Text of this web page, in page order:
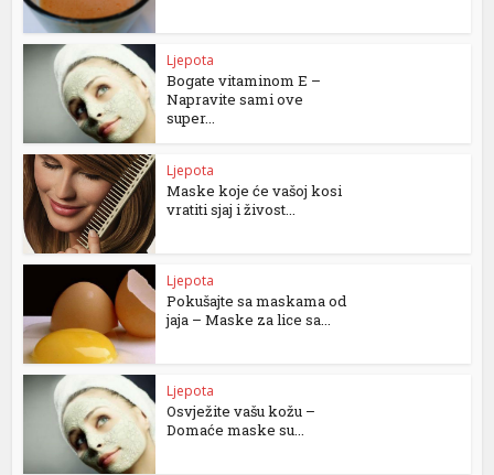
Ljepota
Bogate vitaminom E –
Napravite sami ove
super...
Ljepota
Maske koje će vašoj kosi
vratiti sjaj i živost...
Ljepota
Pokušajte sa maskama od
jaja – Maske za lice sa...
Ljepota
Osvježite vašu kožu –
Domaće maske su...